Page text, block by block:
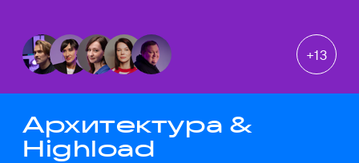
+13
Архитектура &
Highload